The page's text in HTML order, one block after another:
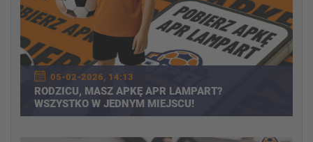
05-02-2026, 14:13
RODZICU, MASZ APKĘ APR LAMPART?
WSZYSTKO W JEDNYM MIEJSCU!